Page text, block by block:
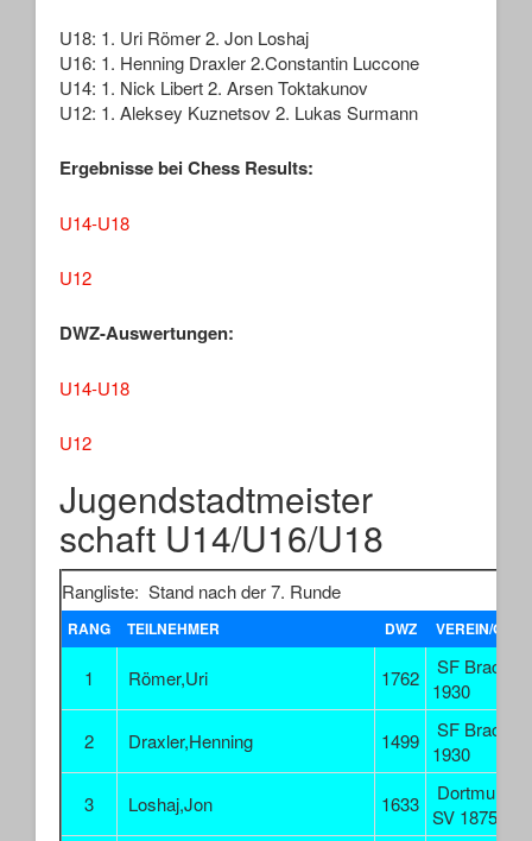
U18: 1. Uri Römer 2. Jon Loshaj
U16: 1. Henning Draxler 2.Constantin Luccone
U14: 1. Nick Libert 2. Arsen Toktakunov
U12: 1. Aleksey Kuznetsov 2. Lukas Surmann
Ergebnisse bei Chess Results:
U14-U18
U12
DWZ-Auswertungen:
U14-U18
U12
Jugendstadtmeister
schaft U14/U16/U18
Rangliste: Stand nach der 7. Runde
RANG TEILNEHMER DWZ VEREIN/ORT
1 Römer,Uri 1762
SF Brackel
1930
2
Draxler,Henning 1499
SF Brackel
1930
3
Loshaj,Jon 1633
Dortmunder
SV 1875